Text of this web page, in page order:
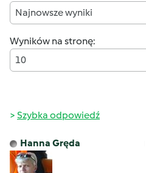
Najnowsze wyniki
Wyników na stronę:
10
Szybka odpowiedź
Hanna Gręda